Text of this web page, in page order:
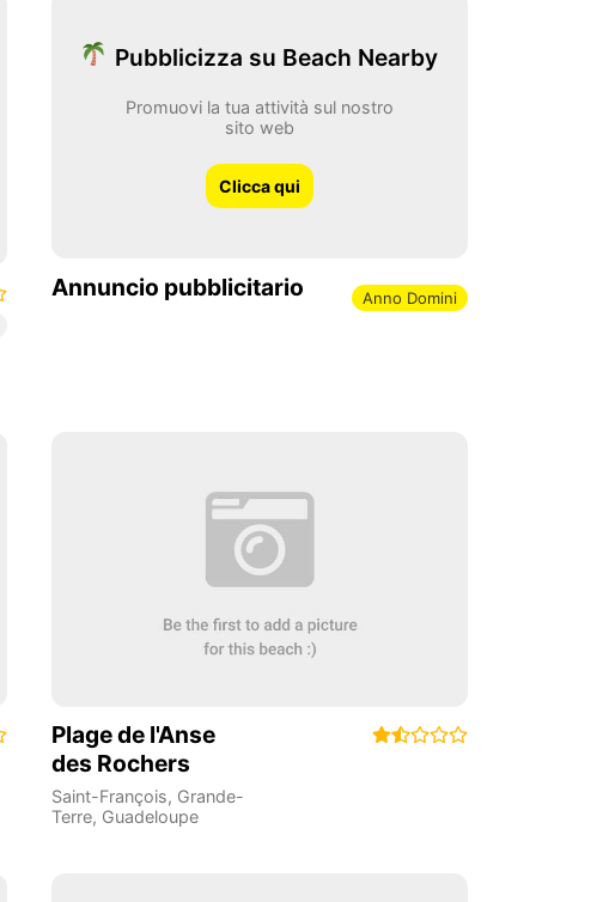
Pubblicizza su Beach Nearby
Promuovi la tua attività sul nostro
sito web
Clicca qui
Annuncio pubblicitario Anno Domini
Plage de l'Anse
des Rochers
Saint-François, Grande-
Terre, Guadeloupe